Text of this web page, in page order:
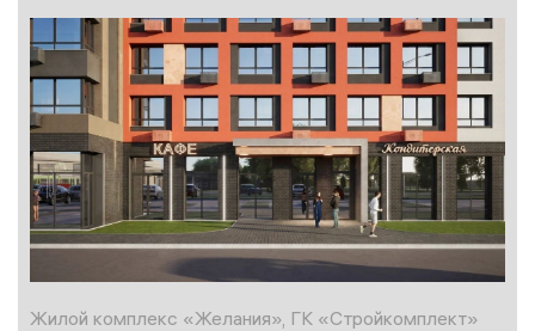
Жилой комплекс «Желания», ГК «Стройкомплект»